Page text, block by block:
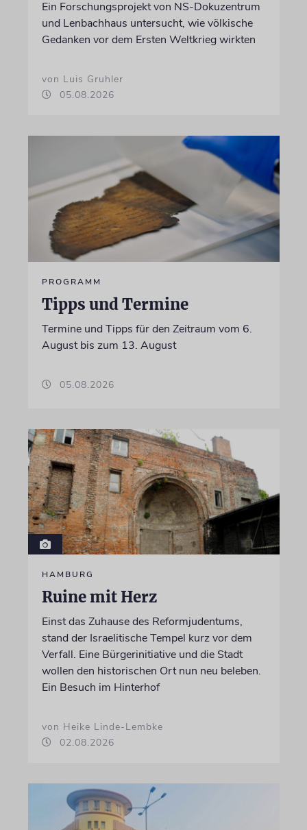
Ein Forschungsprojekt von NS-Dokuzentrum
und Lenbachhaus untersucht, wie völkische
Gedanken vor dem Ersten Weltkrieg wirkten
von Luis Gruhler
05.08.2026
PROGRAMM
Tipps und Termine
Termine und Tipps für den Zeitraum vom 6.
August bis zum 13. August
05.08.2026
HAMBURG
Ruine mit Herz
Einst das Zuhause des Reformjudentums,
stand der Israelitische Tempel kurz vor dem
Verfall. Eine Bürgerinitiative und die Stadt
wollen den historischen Ort nun neu beleben.
Ein Besuch im Hinterhof
von Heike Linde-Lembke
02.08.2026